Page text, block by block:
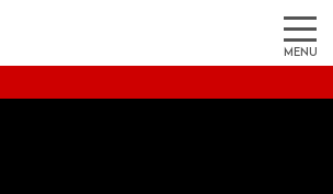
MENU